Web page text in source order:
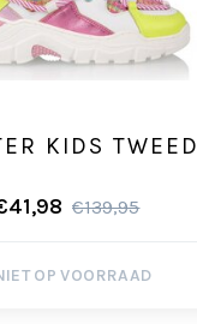
KIDS TWEED
€139,95
OP VOORRAAD